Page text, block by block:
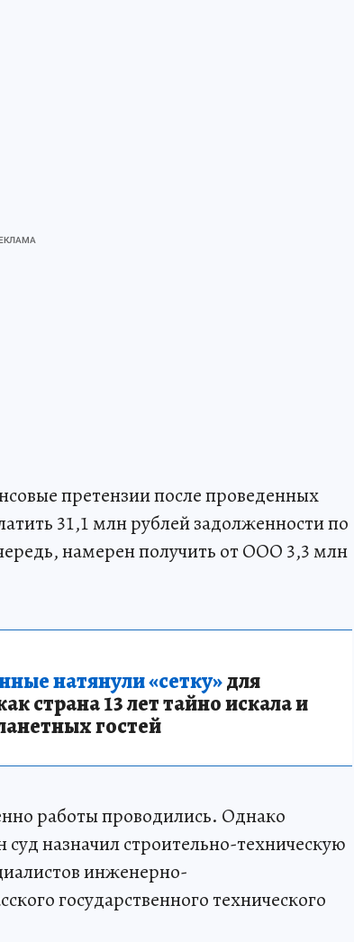
претензии после проведенных
31,1 млн рублей задолженности по
намерен получить от ООО 3,3 млн
натянули «сетку»для
страна 13 лет тайно искала и
гостей
работы проводились. Однако
суд назначил строительно-техническую
инженерно-
государственного технического